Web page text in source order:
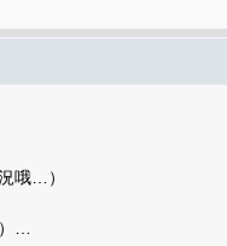
哦…）
…